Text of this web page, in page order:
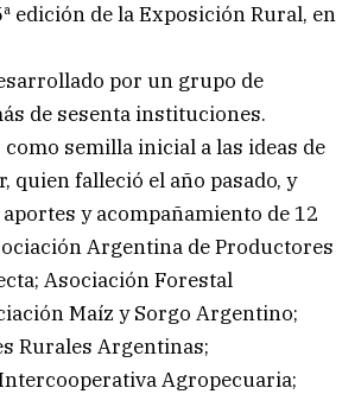
edición de la Exposición Rural, en
por un grupo de
de sesenta instituciones.
semilla inicial a las ideas de
quien falleció el año pasado, y
y acompañamiento de 12
Argentina de Productores
Asociación Forestal
Maíz y Sorgo Argentino;
Rurales Argentinas;
Agropecuaria;